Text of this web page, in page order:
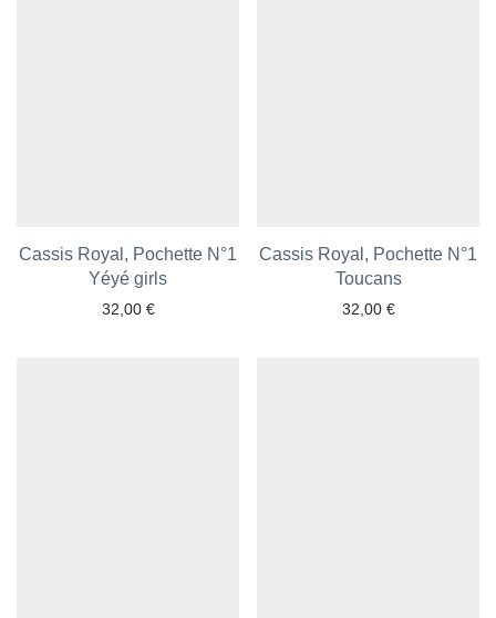
Cassis Royal, Pochette N°1
Yéyé girls
32,00 €
Cassis Royal, Pochette N°1
Toucans
32,00 €